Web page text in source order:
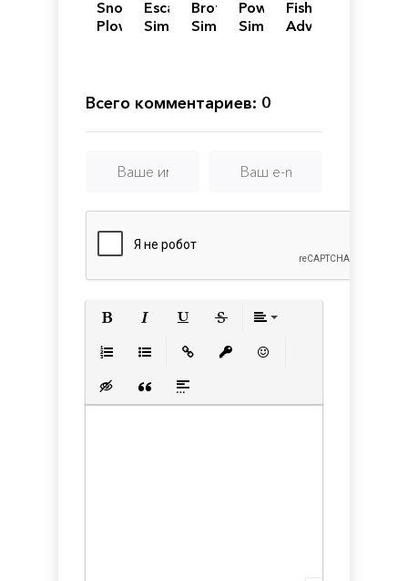
Snow
Plowing
Escape
Simulator
Brothel
Simulator
PowerWash
Simulator
Fishing
Adventure
Всего комментариев: 0
Вставка скрытого текста
Вставка цитаты
Вставка спойлера